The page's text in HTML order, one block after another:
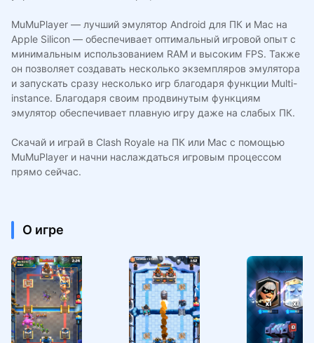
MuMuPlayer — лучший эмулятор Android для ПК и Mac на
Apple Silicon — обеспечивает оптимальный игровой опыт с
минимальным использованием RAM и высоким FPS. Также
он позволяет создавать несколько экземпляров эмулятора
и запускать сразу несколько игр благодаря функции Multi-
instance. Благодаря своим продвинутым функциям
эмулятор обеспечивает плавную игру даже на слабых ПК.
Скачай и играй в Clash Royale на ПК или Mac с помощью
MuMuPlayer и начни наслаждаться игровым процессом
прямо сейчас.
О игре